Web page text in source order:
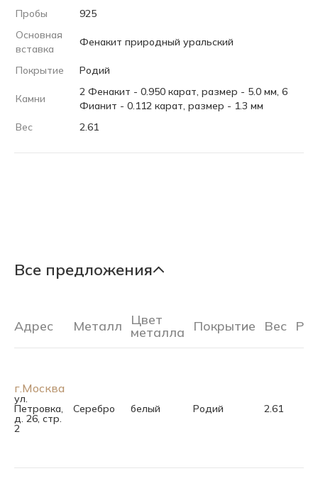
Пробы
925
Основная
вставка
Фенакит природный уральский
Покрытие Родий
Камни
2 Фенакит - 0.950 карат, размер - 5.0 мм, 6
Фианит - 0.112 карат, размер - 1.3 мм
Вес
2.61
Все предложения
Адрес Металл Цвет
металла Покрытие Вес
г.Москва
ул.
Петровка,
д. 26, стр.
2
Серебро белый Родий 2.61